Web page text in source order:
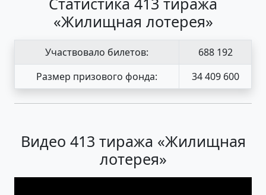
«Жилищная лотерея»
Участвовало билетов:
688 192
Размер призового фонда:
34 409 600
Видео 413 тиража «Жилищная
лотерея»